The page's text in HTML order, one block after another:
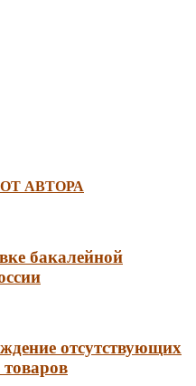
АВТОРА
бакалейной
отсутствующих